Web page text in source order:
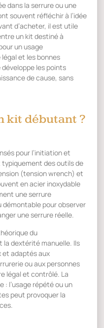
dans la serrure ou une
souvent réfléchir à l’idée
d’acheter, il est utile
un kit destiné à
un usage
et les bonnes
les points
de cause, sans
kit débutant ?
pour l’initiation et
typiquement des outils de
(tension wrench) et
en acier inoxydable
une serrure
pour observer
une serrure réelle.
du
dextérité manuelle. Ils
et adaptés aux
ou aux personnes
légal et contrôlé. La
: l’usage répété ou un
peut provoquer la